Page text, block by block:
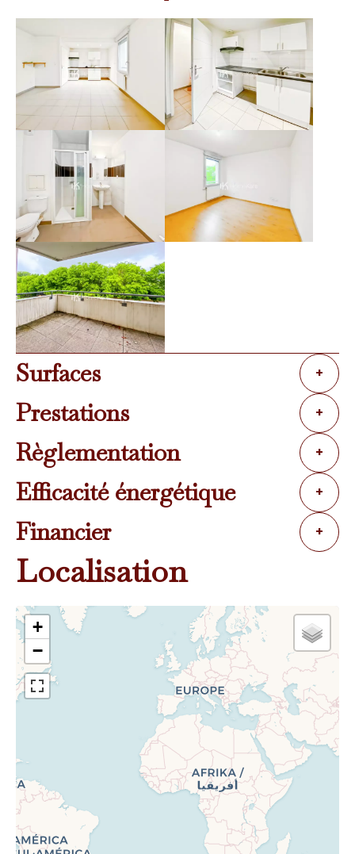
Surfaces +
Prestations +
Règlementation +
Efficacité énergétique +
Financier +
Localisation
+
−